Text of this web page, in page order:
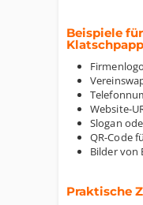
Beispiele
Firmenlogo
Website-
Slogan
QR-Code
Bilder von
Praktische